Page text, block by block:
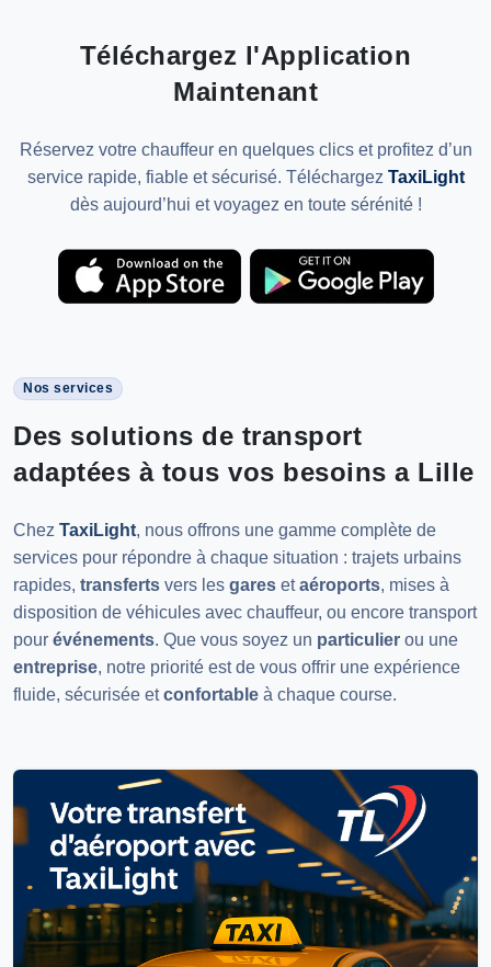
Téléchargez l'Application
Maintenant
Réservez votre chauffeur en quelques clics et profitez d’un
service rapide, fiable et sécurisé. Téléchargez TaxiLight
dès aujourd’hui et voyagez en toute sérénité !
Nos services
Des solutions de transport
adaptées à tous vos besoins a Lille
Chez TaxiLight, nous offrons une gamme complète de
services pour répondre à chaque situation : trajets urbains
rapides, transferts vers les gares etaéroports, mises à
disposition de véhicules avec chauffeur, ou encore transport
pour événements. Que vous soyez un particulier ou une
entreprise, notre priorité est de vous offrir une expérience
fluide, sécurisée etconfortable à chaque course.